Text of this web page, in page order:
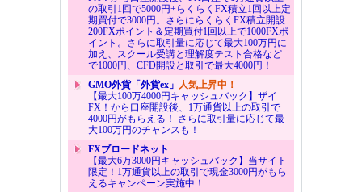
の取引1回で5000円+らくらくFX積立1回以上定
期買付で3000円。さらにらくらくFX積立開設
200FXポイント＆定期買付1回以上で1000FXポ
イント。さらに取引量に応じて最大100万円に
加え、スクール受講と理解度テスト合格など
で1000円、CFD開設と取引で最大4000円！
GMO外貨「外貨ex」 人気上昇中！
【最大100万4000円キャッシュバック】ザイ
FX！から口座開設後、1万通貨以上の取引で
4000円がもらえる！ さらに取引量に応じて最
大100万円のチャンスも！
FXブロードネット
【最大6万3000円キャッシュバック】当サイト
限定！1万通貨以上の取引で現金3000円がもら
えるキャンペーン実施中！